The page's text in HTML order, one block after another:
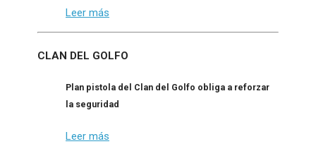
Leer más
CLAN DEL GOLFO
Plan pistola del Clan del Golfo obliga a reforzar
la seguridad
Leer más